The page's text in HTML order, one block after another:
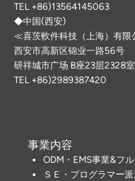
TEL +86)13564145063
◆中国(西安)
≪喜茨軟件科技（上海）有
西安市高新区锦业一路56号
研祥城市广场 B座23层2328室
TEL +86)2989387420
事業内容
ODM・EMS事業&フ
ＳＥ・プログラマー派